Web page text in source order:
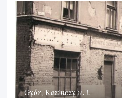
Győr, Kazinczy u. 1.